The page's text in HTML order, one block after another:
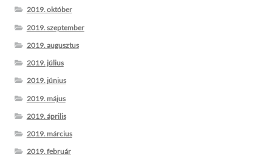
2019. október
2019. szeptember
2019. augusztus
2019. július
2019. június
2019. május
2019. április
2019. március
2019. február